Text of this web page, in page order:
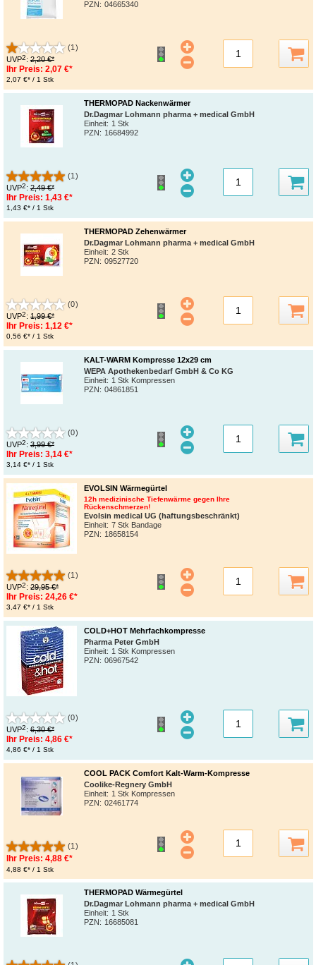
PZN: 04665340
(1)
UVP2: 2,20 €*
Ihr Preis: 2,07 €*
2,07 €* / 1 Stk
THERMOPAD Nackenwärmer
Dr.Dagmar Lohmann pharma + medical GmbH
Einheit: 1 Stk
PZN: 16684992
(1)
UVP2: 2,49 €*
Ihr Preis: 1,43 €*
1,43 €* / 1 Stk
THERMOPAD Zehenwärmer
Dr.Dagmar Lohmann pharma + medical GmbH
Einheit: 2 Stk
PZN: 09527720
(0)
UVP2: 1,99 €*
Ihr Preis: 1,12 €*
0,56 €* / 1 Stk
KALT-WARM Kompresse 12x29 cm
WEPA Apothekenbedarf GmbH & Co KG
Einheit: 1 Stk Kompressen
PZN: 04861851
(0)
UVP2: 3,99 €*
Ihr Preis: 3,14 €*
3,14 €* / 1 Stk
EVOLSIN Wärmegürtel
12h medizinische Tiefenwärme gegen Ihre
Rückenschmerzen!
Evolsin medical UG (haftungsbeschränkt)
Einheit: 7 Stk Bandage
PZN: 18658154
(1)
UVP2: 29,95 €*
Ihr Preis: 24,26 €*
3,47 €* / 1 Stk
COLD+HOT Mehrfachkompresse
Pharma Peter GmbH
Einheit: 1 Stk Kompressen
PZN: 06967542
(0)
UVP2: 6,30 €*
Ihr Preis: 4,86 €*
4,86 €* / 1 Stk
COOL PACK Comfort Kalt-Warm-Kompresse
Coolike-Regnery GmbH
Einheit: 1 Stk Kompressen
PZN: 02461774
(1)
Ihr Preis: 4,88 €*
4,88 €* / 1 Stk
THERMOPAD Wärmegürtel
Dr.Dagmar Lohmann pharma + medical GmbH
Einheit: 1 Stk
PZN: 16685081